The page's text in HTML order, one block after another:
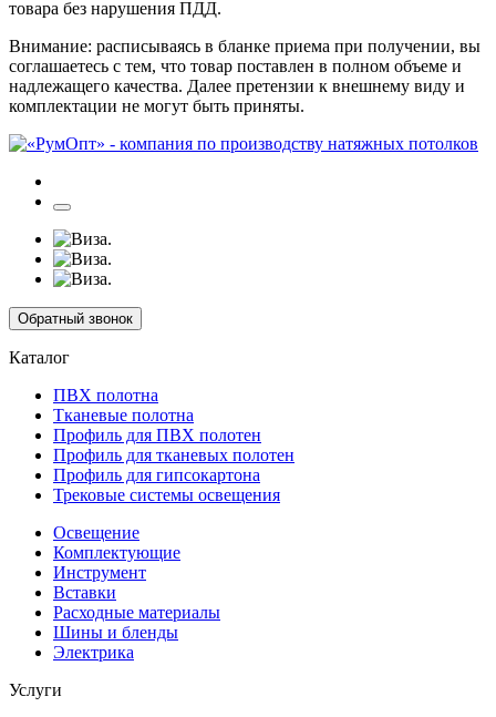
товара без нарушения ПДД.
Внимание: расписываясь в бланке приема при получении, вы
соглашаетесь с тем, что товар поставлен в полном объеме и
надлежащего качества. Далее претензии к внешнему виду и
комплектации не могут быть приняты.
Обратный звонок
Каталог
ПВХ полотна
Тканевые полотна
Профиль для ПВХ полотен
Профиль для тканевых полотен
Профиль для гипсокартона
Трековые системы освещения
Освещение
Комплектующие
Инструмент
Вставки
Расходные материалы
Шины и бленды
Электрика
Услуги